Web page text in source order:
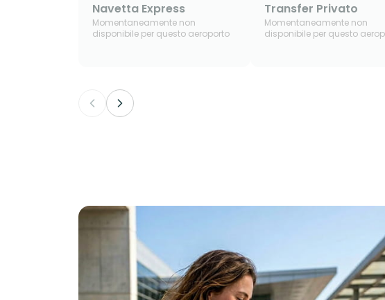
Navetta Express
Momentaneamente non
disponibile per questo aeroporto
Transfer Privato
Momentaneamente non
disponibile per questo